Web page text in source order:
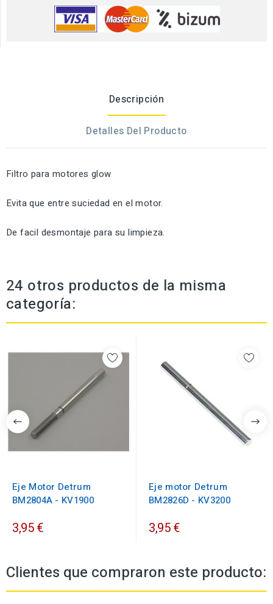
Descripción
Detalles Del Producto
Filtro para motores glow
Evita que entre suciedad en el motor.
De facil desmontaje para su limpieza.
24 otros productos de la misma
categoría:
Eje Motor Detrum
BM2804A - KV1900
3,95 €
Eje motor Detrum
BM2826D - KV3200
3,95 €
Clientes que compraron este producto: